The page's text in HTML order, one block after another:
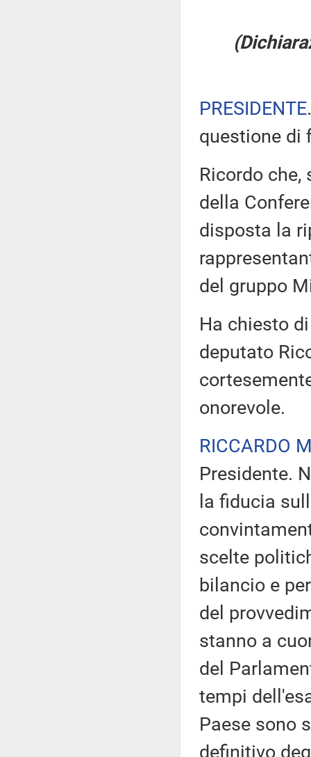
PRESIDENTE
questione di
Ricordo
della
disposta la
del gruppo
Ha chiesto
deputato
onorevole.
RICCARDO
Presidente.
la fiducia
scelte
bilancio e
del
stanno a
del
tempi
Paese sono
definitivo